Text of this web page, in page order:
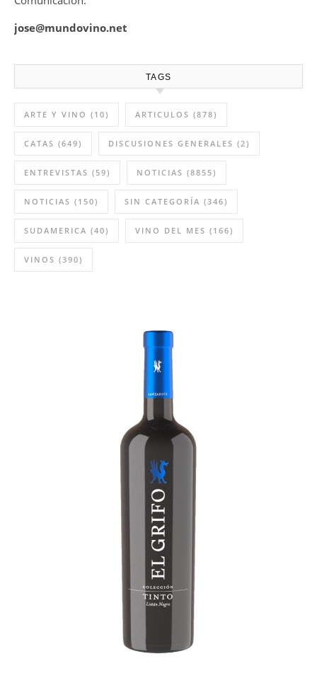
jose@mundovino.net
TAGS
ARTE Y VINO (10) ARTICULOS (878)
CATAS (649) DISCUSIONES GENERALES (2)
ENTREVISTAS (59) NOTICIAS (8855)
NOTICIAS (150) SIN CATEGORÍA (346)
SUDAMERICA (40) VINO DEL MES (166)
VINOS (390)